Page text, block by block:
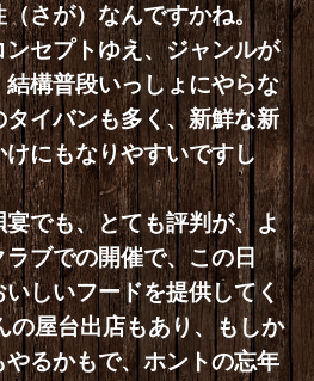
さが）なんですかね。
セプトゆえ、ジャンルが
構普段いっしょにやらな
イバンも多く、新鮮な新
にもなりやすいですし
でも、とても評判が、よ
ブでの開催で、この日
しいフードを提供してく
の屋台出店もあり、もしか
るかもで、ホントの忘年